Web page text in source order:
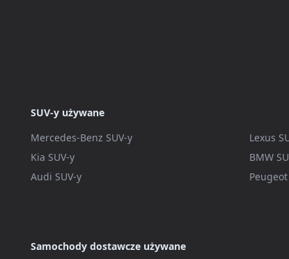
SUV-y używane
Mercedes-Benz SUV-y
Lexus
Kia SUV-y
BMW
Audi SUV-y
Peugeot
Samochody dostawcze używane